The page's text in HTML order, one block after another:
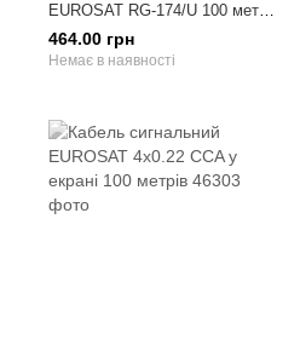
EUROSAT RG-174/U 100 метрів
50 Ом
464.00 грн
Немає в наявності